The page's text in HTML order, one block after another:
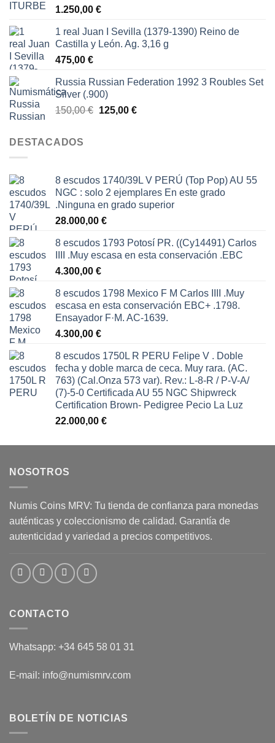
1.250,00 €
1 real Juan I Sevilla (1379-1390) Reino de
Castilla y León. Ag. 3,16 g
475,00 €
Russia Russian Federation 1992 3 Roubles Set
Silver (.900)
150,00€ El
125,00 €El
DESTACADOS
8 escudos 1740/39L V PERÚ (Top Pop) AU 55
NGC : solo 2 ejemplares En este grado
.Ninguna en grado superior
28.000,00 €
8 escudos 1793 Potosí PR. ((Cy14491) Carlos
IIII .Muy escasa en esta conservación .EBC
4.300,00 €
8 escudos 1798 Mexico F M Carlos IIII .Muy
escasa en esta conservación EBC+ .1798.
Ensayador F·M. AC-1639.
4.300,00 €
8 escudos 1750L R PERU Felipe V . Doble
fecha y doble marca de ceca. Muy rara. (AC.
763) (Cal.Onza 573 var). Rev.: L-8-R / P-V-A/
(7)-5-0 Certificada AU 55 NGC Shipwreck
Certification Brown- Pedigree Pecio La Luz
22.000,00 €
NOSOTROS
Numis Coins MRV: Tu tienda de confianza para monedas
auténticas y coleccionismo de calidad. Garantía de
autenticidad y variedad a precios competitivos.
CONTACTO
Whatsapp: +34 645 58 01 31
E-mail: info@numismrv.com
BOLETÍN DE NOTICIAS